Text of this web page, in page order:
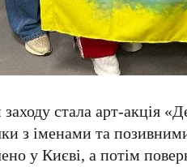
стала арт-акція
з іменами та
у Києві, а потім